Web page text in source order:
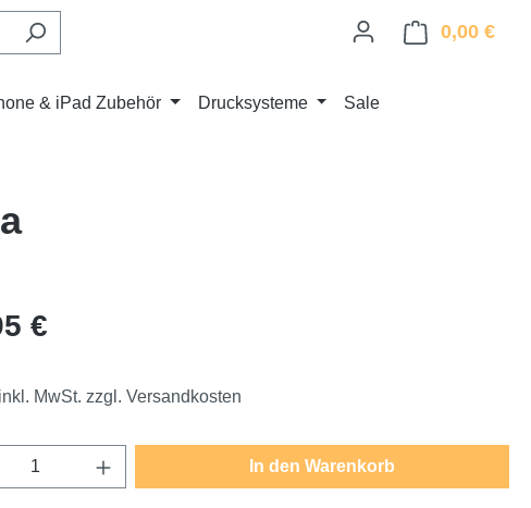
0,00 €
& iPad Zubehör Drucksysteme Sale
Preis:
€
MwSt. zzgl. Versandkosten
Anzahl: Gib den gewünschten Wert ein
In den Warenkorb